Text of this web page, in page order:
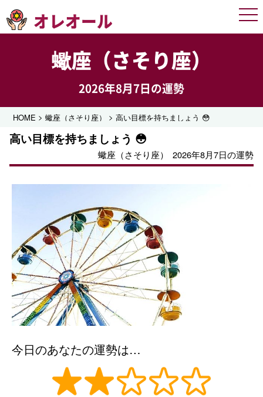
オレオール
蠍座（さそり座）
2026年8月7日の運勢
HOME >蠍座（さそり座） >高い目標を持ちましょう 😳
高い目標を持ちましょう 😳
蠍座（さそり座） 2026年8月7日の運勢
今日のあなたの運勢は…